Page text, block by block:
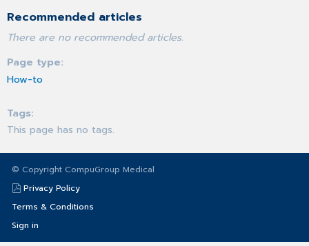
Recommended articles
There are no recommended articles.
Page type
How-to
Tags
This page has no tags.
© Copyright CompuGroup Medical
Privacy Policy
Terms & Conditions
Sign in